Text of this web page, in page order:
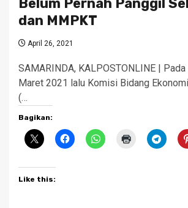
Belum Pernah Panggil
dan MMPKT
April 26, 2021
SAMARINDA, KALPOSTONLINE |
Maret 2021 lalu Komisi Bidang
(…
Bagikan:
Like this: